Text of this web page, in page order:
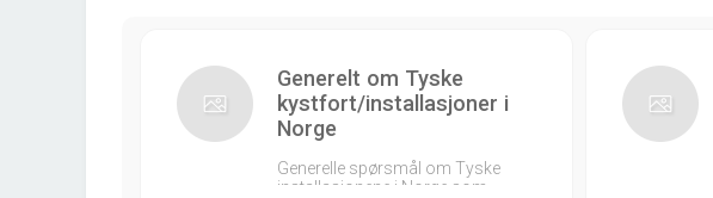
Generelt om Tyske
kystfort/installasjoner i
Norge
Generelle spørsmål om Tyske
installasjonene i Norge som…